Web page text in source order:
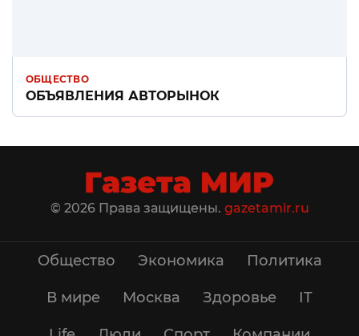
ОБЩЕСТВО
ОБЪЯВЛЕНИЯ АВТОРЫНОК
© 2026 Права защищены. gazetamir.ru
Общество Экономика Политика
В мире Москва Здоровье IT